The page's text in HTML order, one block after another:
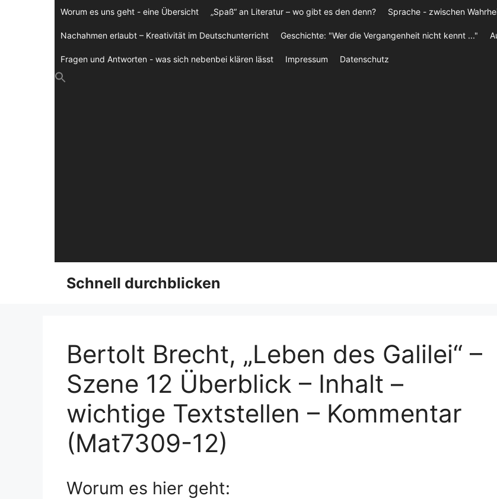
Worum es uns geht - eine Übersicht „Spaß“ an Literatur – wo gibt es den denn? Sprache - zwischen
Nachahmen erlaubt – Kreativität im Deutschunterricht Geschichte: "Wer die Vergangenheit nicht kennt ..."
Fragen und Antworten - was sich nebenbei klären lässt Impressum Datenschutz
Schnell durchblicken
Bertolt Brecht, „Leben des Galilei“ –
Szene 12 Überblick – Inhalt –
wichtige Textstellen – Kommentar
(Mat7309-12)
Worum es hier geht: